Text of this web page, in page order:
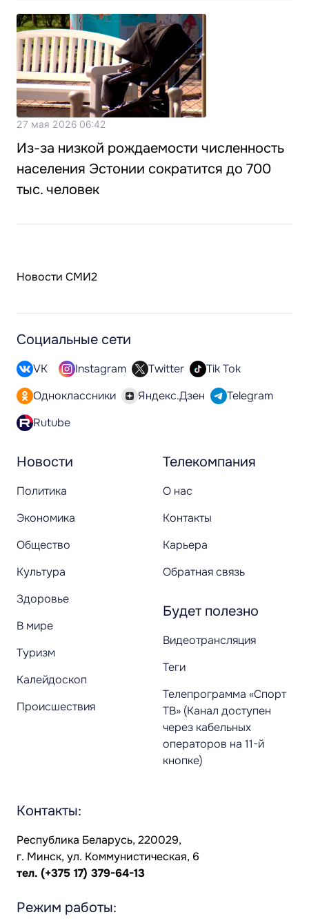
27 мая 2026 06:42
Из-за низкой рождаемости численность
населения Эстонии сократится до 700
тыс. человек
Новости СМИ2
Новости
Политика
Экономика
Общество
Культура
Здоровье
В мире
Туризм
Калейдоскоп
Происшествия
Телекомпания
О нас
Контакты
Карьера
Обратная связь
Будет полезно
Видеотрансляция
Теги
Телепрограмма «Спорт
ТВ» (Канал доступен
через кабельных
операторов на 11-й
кнопке)
Социальные сети
VK Instagram Twitter
Tik Tok
Одноклассники
Яндекс.Дзен
Telegram
Rutube
Контакты:
Республика Беларусь, 220029,
г. Минск, ул. Коммунистическая, 6
тел. (+375 17) 379-64-13
Режим работы: